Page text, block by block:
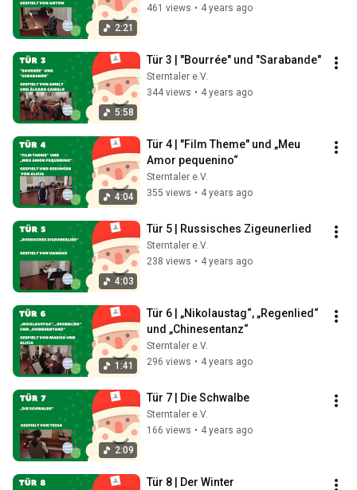
2:21
461 views • 4 years ago
5:58
Tür 3 | "Bourrée" und "Sarabande"
Sterntaler e.V.
344 views • 4 years ago
4:04
Tür 4 | "Film Theme" und „Meu
Amor pequenino“
Sterntaler e.V.
355 views • 4 years ago
4:03
Tür 5 | Russisches Zigeunerlied
Sterntaler e.V.
238 views • 4 years ago
1:41
Tür 6 | „Nikolaustag“, „Regenlied“
und „Chinesentanz“
Sterntaler e.V.
296 views • 4 years ago
2:09
Tür 7 | Die Schwalbe
Sterntaler e.V.
166 views • 4 years ago
Tür 8 | Der Winter